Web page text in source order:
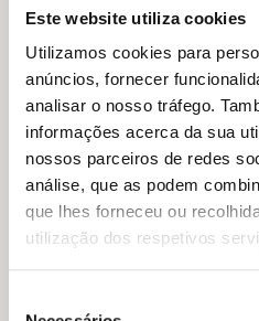
Este website utiliza cookies
Utilizamos cookies para
anúncios, fornecer
analisar o nosso tráfego.
informações acerca da sua
nossos parceiros de redes
análise, que as podem
que lhes forneceu ou
utilização dos respetivos
batalhas com violência.
torneios de videojogos